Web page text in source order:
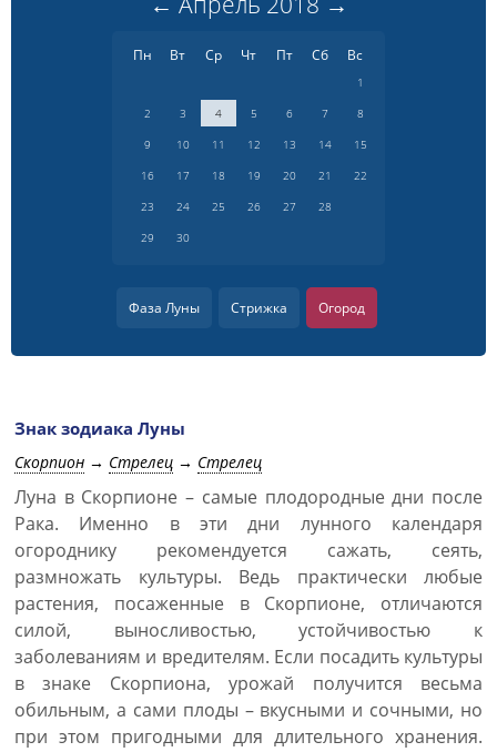
Пн Вт Ср Чт Пт Сб Вс
1
2
3 4 5 6 7
8
9
10 11 12 13 14
15
16
17 18 19 20 21
22
23
24 25 26 27
28
29
30
Фаза Луны Стрижка Огород
Знак зодиака Луны
Скорпион → Стрелец → Стрелец
Луна в Скорпионе – самые плодородные дни после
Рака. Именно в эти дни лунного календаря
огороднику рекомендуется сажать, сеять,
размножать культуры. Ведь практически любые
растения, посаженные в Скорпионе, отличаются
силой, выносливостью, устойчивостью к
заболеваниям и вредителям. Если посадить культуры
в знаке Скорпиона, урожай получится весьма
обильным, а сами плоды – вкусными и сочными, но
при этом пригодными для длительного хранения.